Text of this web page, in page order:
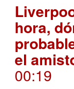
hora,
el
00:19